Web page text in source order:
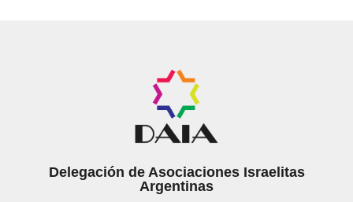
Delegación de Asociaciones Israelitas
Argentinas